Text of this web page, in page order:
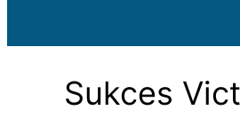
Sukces